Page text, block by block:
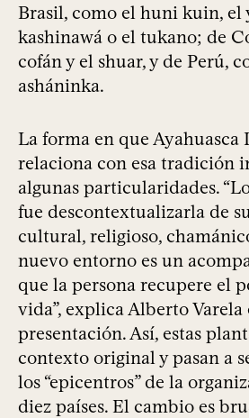
Brasil, como el huni kuin, el
kashinawá o el tukano; de
cofán y el shuar, y de Perú,
asháninka.
La forma en que Ayahuasca
relaciona con esa tradición
algunas particularidades.
fue descontextualizarla de
cultural, religioso,
nuevo entorno es un
que la persona recupere el
vida”, explica Alberto Varela
presentación. Así, estas
contexto original y pasan a
los “epicentros” de la
diez países. El cambio es